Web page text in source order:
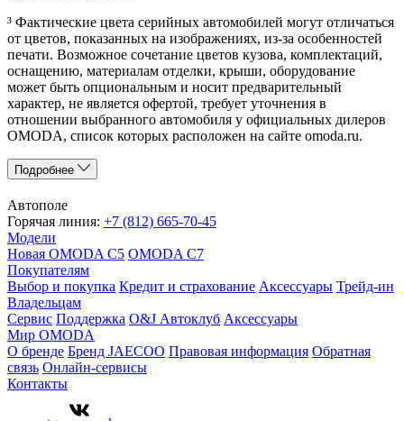
³ Фактические цвета серийных автомобилей могут отличаться
от цветов, показанных на изображениях, из-за особенностей
печати. Возможное сочетание цветов кузова, комплектаций,
оснащению, материалам отделки, крыши, оборудование
может быть опциональным и носит предварительный
характер, не является офертой, требует уточнения в
отношении выбранного автомобиля у официальных дилеров
OMODA, список которых расположен на сайте omoda.ru.
Подробнее
Автополе
Горячая линия: +7 (812) 665-70-45
Модели
Новая OMODA C5 OMODA C7
Покупателям
Выбор и покупка Кредит и страхование Аксессуары Трейд-ин
Владельцам
Сервис Поддержка O&J Автоклуб Аксессуары
Мир OMODA
О бренде Бренд JAECOO Правовая информация Обратная
связь Онлайн-сервисы
Контакты